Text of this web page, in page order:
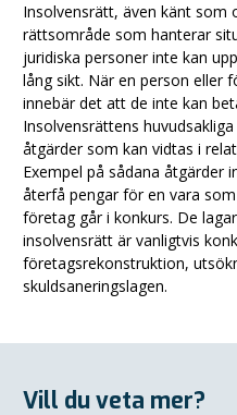
Insolvensrätt, även känt som
rättsområde som hanterar
juridiska personer inte kan
lång sikt. När en person eller
innebär det att de inte kan
Insolvensrättens
åtgärder som kan vidtas i
Exempel på sådana åtgärder
återfå pengar för en vara
företag går i konkurs. De
insolvensrätt är vanligtvis
företagsrekonstruktion,
skuldsaneringslagen.
Vill du veta mer?